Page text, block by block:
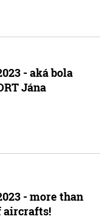
- aká bola
Jána
- more than
aircrafts!